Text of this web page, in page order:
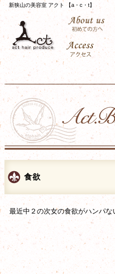
新狭山の美容室 アクト 【a・c・t】
食欲
最近中２の次女の食欲がハンパな